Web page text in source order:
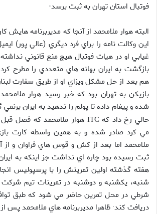
فوتبال استان تهران به ثبت برسد·
البته هوار ملامحمد از آنجا كه مديربرنامه هايش
اين وكالت نامه را براي فرد ديگري (عالي پور)
غيابي او در هيات فوتبال هيچ منع قانوني نداشته
بازگشت به ايران بهانه هاي متعددي را مطرح
هم بعد از حل مشكل ويزاي او از طريق سفارت
بازيكن به تهران بود كه خبر رسيد هوار
شده و پيغام داده تا پولم را ندهيد به ايران برنمي
حالي رخ داد كهITC
هوار ملامحمد كه فصل
مي كرد صادر شده و به همين واسطه كارت
ملامحمد اما بعد از كش و قوس هاي فراوان و از
ثبت رسيده بود چاره اي نداشت جز اينكه به
هفته گذشته اولين تمرينش را با پرسپوليس
شنبه، يكشنبه و دوشنبه در تمرينات تيم شركت
شرطي در محل تمرين حاضر مي شود كه طبق
دريافت كند· ظاهرا مديربرنامه هاي ملامحمد پس